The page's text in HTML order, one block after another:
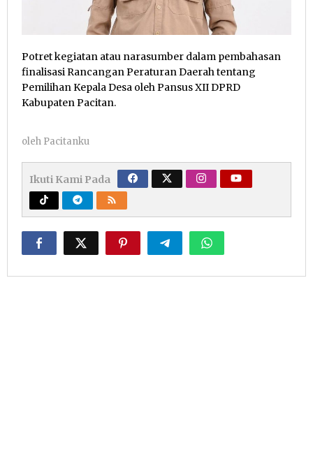
Potret kegiatan atau narasumber dalam pembahasan
finalisasi Rancangan Peraturan Daerah tentang
Pemilihan Kepala Desa oleh Pansus XII DPRD
Kabupaten Pacitan.
oleh Pacitanku
Ikuti Kami Pada